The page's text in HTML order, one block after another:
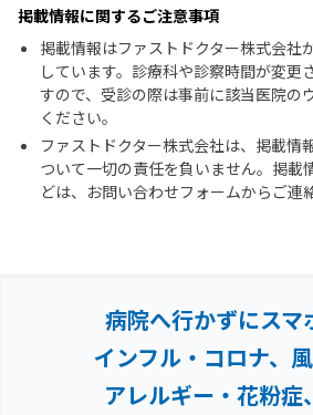
掲載情報に関するご注意事項
掲載情報はファストドクター株式会社
しています。診療科や診察時間が変更
すので、受診の際は事前に該当医院の
ください。
ファストドクター株式会社は、掲載情
ついて一切の責任を負いません。掲載
どは、お問い合わせフォームからご連
病院へ行かずにスマ
インフル・コロナ、風
アレルギー・花粉症、